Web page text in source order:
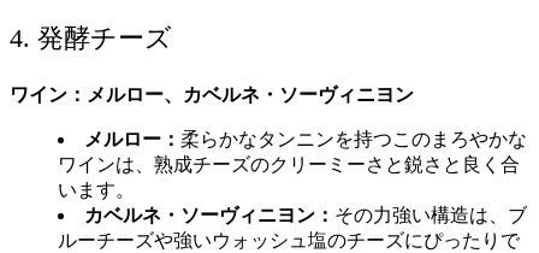
4. 発酵チーズ
ワイン：メルロー、カベルネ・ソーヴィニヨン
メルロー： 柔らかなタンニンを持つこのまろやかな
ワインは、熟成チーズのクリーミーさと鋭さと良く合
います。
カベルネ・ソーヴィニヨン： その力強い構造は、ブ
ルーチーズや強いウォッシュ塩のチーズにぴったりで